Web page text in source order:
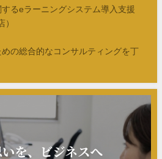
るeラーニングシステム導入支援
）
の総合的なコンサルティングを丁